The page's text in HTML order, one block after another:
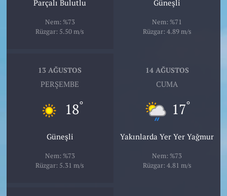
Parçalı Bulutlu
Nem: %73
Rüzgar: 5.50 m/s
Güneşli
Nem: %71
Rüzgar: 4.89 m/s
13 AĞUSTOS
PERŞEMBE
18°
Güneşli
Nem: %73
Rüzgar: 5.31 m/s
14 AĞUSTOS
CUMA
17°
Yakınlarda Yer Yer Yağmur
Nem: %73
Rüzgar: 4.81 m/s